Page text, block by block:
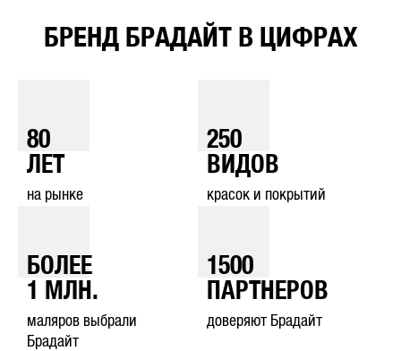
БРЕНД БРАДАЙТ В ЦИФРАХ
80
ЛЕТ
на рынке
250
ВИДОВ
красок и покрытий
БОЛЕЕ
1
МЛН.
маляров выбрали
Брадайт
1500
ПАРТНЕРОВ
доверяют Брадайт